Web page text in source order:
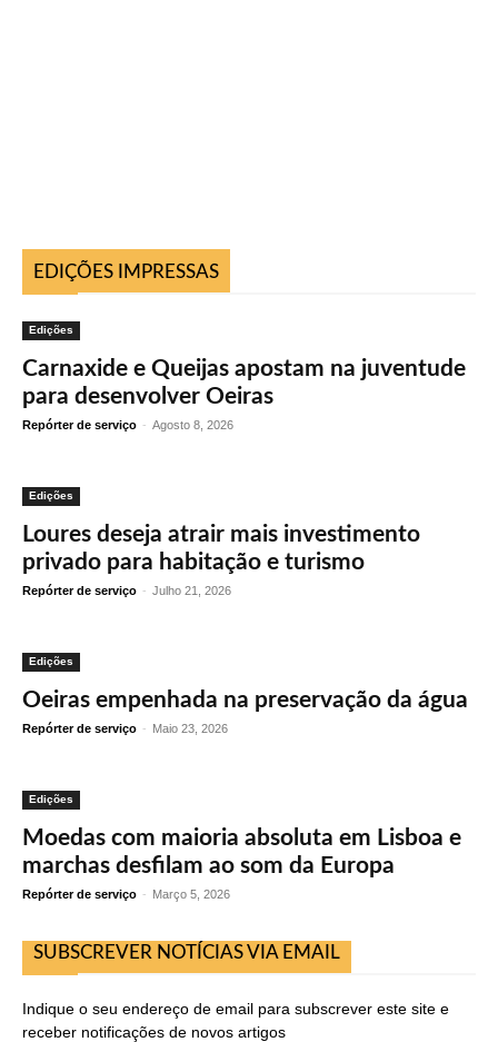
EDIÇÕES IMPRESSAS
Edições
Carnaxide e Queijas apostam na juventude
para desenvolver Oeiras
Repórter de serviço - Agosto 8, 2026
Edições
Loures deseja atrair mais investimento
privado para habitação e turismo
Repórter de serviço - Julho 21, 2026
Edições
Oeiras empenhada na preservação da água
Repórter de serviço - Maio 23, 2026
Edições
Moedas com maioria absoluta em Lisboa e
marchas desfilam ao som da Europa
Repórter de serviço - Março 5, 2026
SUBSCREVER NOTÍCIAS VIA EMAIL
Indique o seu endereço de email para subscrever este site e
receber notificações de novos artigos